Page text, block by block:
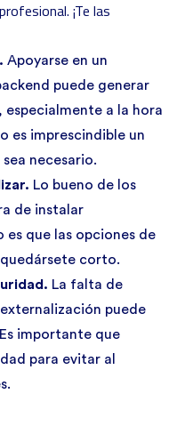
¡Te las
Apoyarse en un
puede generar
a la hora
es imprescindible un
necesario.
Lo bueno de los
de instalar
que las opciones de
corto.
La falta de
puede
importante que
para evitar al